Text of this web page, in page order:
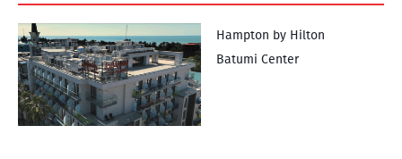
Hampton by Hilton
Batumi Center